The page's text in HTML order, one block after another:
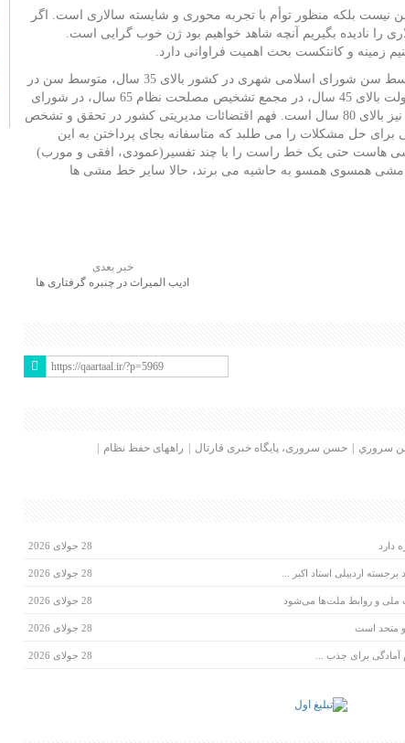
نیست بلکه منظور توأم با تجربه محوری و شایسته سالاری است. اگر
را نادیده بگیریم آنچه شاهد خواهیم بود ژن خوب گرایی است.
زمینه و کانتکست بحث اهمیت فراوانی دارد.
با توجه به آمار سیستم های مربوطه؛ متوسط سن شورای اسلامی شهری در کشور بالای 35 سال، متوسط سن در
مجلس در حال حاضر بالای 45 سال، در دولت بالای 45 سال، در مجمع تشخیص مصلحت نظام 65 سال، در شورای
نگهبان بالای 70 سال و در مجلس خبرگان نیز بالای 80 سال است. فهم اقتضائات مدیریتی کشور در تحقق و تشخص
برای حل مشکلات را می طلبد که متاسفانه بجای پرداختن به این
هاست حتی یک خط راست را با چند تفسیر(عمودی، افقی و مورب)
همسوی همسو به حاشیه می برند، حالا سایر خط مشی ها
خبر بعدی
ادیب المیراث در چنبره گرفتاری ها
سروري حسن سروری، پایگاه خبری قارتال
راههای حفظ نظام
دارد 28 جولای 2026
اردبیلی استاد اکبر ... 28 جولای 2026
ملی و روابط ملت‌ها می‌شود 28 جولای 2026
متحد است 28 جولای 2026
28 جولای 2026